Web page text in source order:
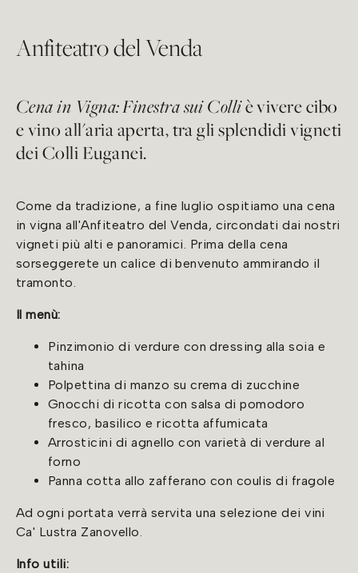
Anfiteatro del Venda
Cena in Vigna: Finestra sui Colliè vivere cibo
e vino all'aria aperta, tra gli splendidi vigneti
dei Colli Euganei.
Come da tradizione, a fine luglio ospitiamo una cena
in vigna all'Anfiteatro del Venda, circondati dai nostri
vigneti più alti e panoramici. Prima della cena
sorseggerete un calice di benvenuto ammirando il
tramonto.
Il menù:
Pinzimonio di verdure con dressing alla soia e
tahina
Polpettina di manzo su crema di zucchine
Gnocchi di ricotta con salsa di pomodoro
fresco, basilico e ricotta affumicata
Arrosticini di agnello con varietà di verdure al
forno
Panna cotta allo zafferano con coulis di fragole
Ad ogni portata verrà servita una selezione dei vini
Ca' Lustra Zanovello.
Info utili: